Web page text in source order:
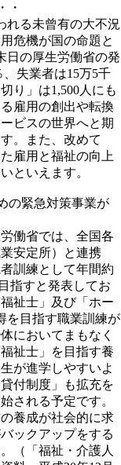
・
れる未曾有の大不況
危機が国の命題と
日の厚生労働省の発
失業者は15万5千
り」は1,500人にも
雇用の創出や転換
ビスの世界へと期
。また、改めて
雇用と福祉の向上
といえます。
の緊急対策事業が
働省では、全国各
安定所）と連携
訓練として年間約
指すと発表してお
祉士」及び「ホー
を目指す職業訓練が
においてまもなく
祉士」を目指す養
が進学しやすいよ
付制度」も拡充を
される予定です。
養成が社会的に求
ックアップをする
（「福祉・介護人